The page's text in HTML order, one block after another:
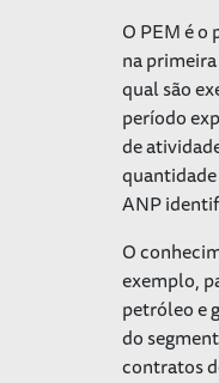
O PEM é
na
qual são
período
de
ANP
O
exemplo,
petróleo e
do
contratos